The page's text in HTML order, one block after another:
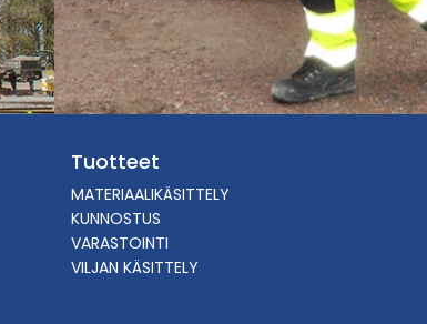
Tuotteet
MATERIAALIKÄSITTELY
KUNNOSTUS
VARASTOINTI
VILJAN KÄSITTELY